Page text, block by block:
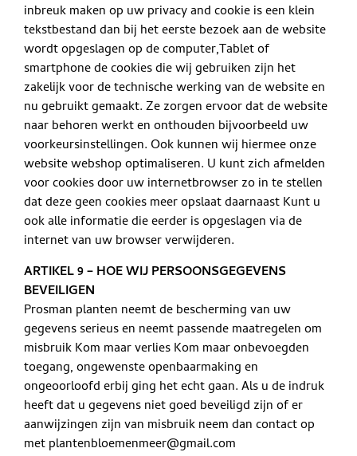
inbreuk maken op uw privacy and cookie is een klein
tekstbestand dan bij het eerste bezoek aan de website
wordt opgeslagen op de computer,Tablet of
smartphone de cookies die wij gebruiken zijn het
zakelijk voor de technische werking van de website en
nu gebruikt gemaakt. Ze zorgen ervoor dat de website
naar behoren werkt en onthouden bijvoorbeeld uw
voorkeursinstellingen. Ook kunnen wij hiermee onze
website webshop optimaliseren. U kunt zich afmelden
voor cookies door uw internetbrowser zo in te stellen
dat deze geen cookies meer opslaat daarnaast Kunt u
ook alle informatie die eerder is opgeslagen via de
internet van uw browser verwijderen.
ARTIKEL 9 – HOE WIJ PERSOONSGEGEVENS
BEVEILIGEN
Prosman planten neemt de bescherming van uw
gegevens serieus en neemt passende maatregelen om
misbruik Kom maar verlies Kom maar onbevoegden
toegang, ongewenste openbaarmaking en
ongeoorloofd erbij ging het echt gaan. Als u de indruk
heeft dat u gegevens niet goed beveiligd zijn of er
aanwijzingen zijn van misbruik neem dan contact op
met plantenbloemenmeer@gmail.com